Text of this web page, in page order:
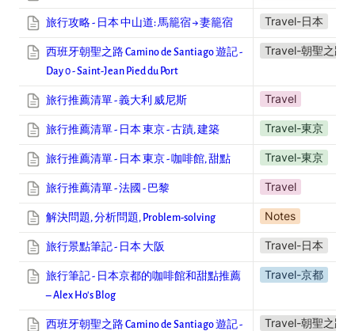
旅行攻略 - 日本 中山道: 馬籠宿 → 妻籠宿 Travel-日本
西班牙朝聖之路 Camino de Santiago 遊記 -
Day 0 - Saint-Jean Pied du Port
Travel-朝聖之路
旅行推薦清單 - 義大利 威尼斯 Travel
旅行推薦清單 - 日本 東京 - 古蹟, 建築 Travel-東京
旅行推薦清單 - 日本 東京 - 咖啡館, 甜點 Travel-東京
旅行推薦清單 - 法國 - 巴黎 Travel
解決問題, 分析問題, Problem-solving Notes
旅行景點筆記 - 日本 大阪 Travel-日本
旅行筆記 - 日本京都的咖啡館和甜點推薦
– Alex Ho's Blog
Travel-京都
西班牙朝聖之路 Camino de Santiago 遊記 -
Travel-朝聖之路